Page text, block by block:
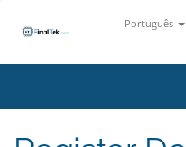
Português